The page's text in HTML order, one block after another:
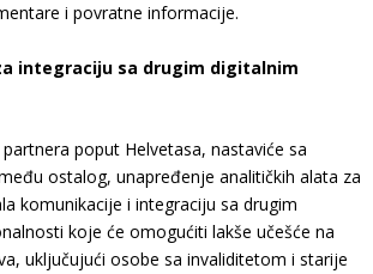
i povratne informacije.
integraciju sa drugim digitalnim
poput Helvetasa, nastaviće sa
ostalog, unapređenje analitičkih alata za
komunikacije i integraciju sa drugim
koje će omogućiti lakše učešće na
uključujući osobe sa invaliditetom i starije